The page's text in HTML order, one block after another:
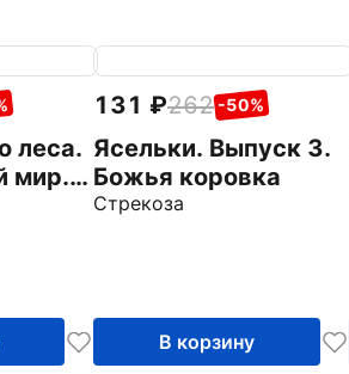
леса.
мир.
131 262 -50%
Ясельки. Выпуск 3.
Божья коровка
Стрекоза
В корзину